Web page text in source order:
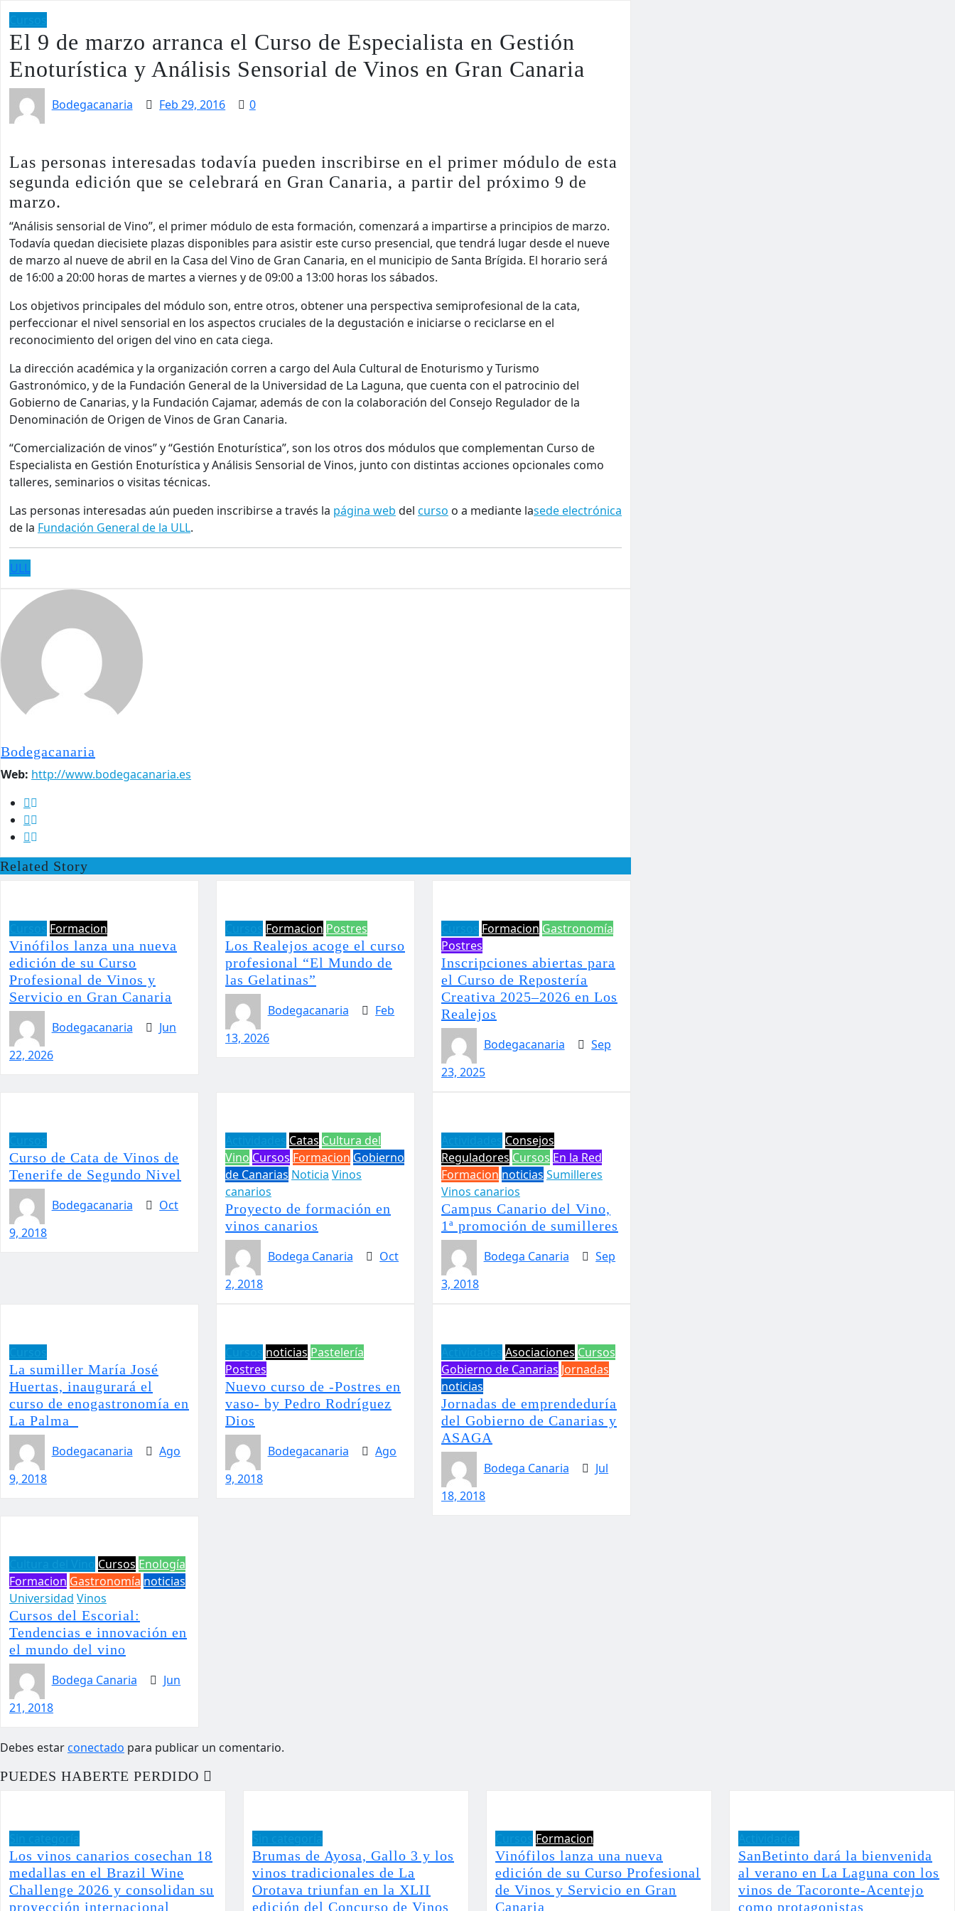
El 9 de marzo arranca el Curso de Especialista en Gestión
Enoturística y Análisis Sensorial de Vinos en Gran Canaria
Bodegacanaria Feb 29, 2016 0
Las personas interesadas todavía pueden inscribirse en el primer módulo de esta
segunda edición que se celebrará en Gran Canaria, a partir del próximo 9 de
marzo.
“Análisis sensorial de Vino”, el primer módulo de esta formación, comenzará a impartirse a principios de marzo.
Todavía quedan diecisiete plazas disponibles para asistir este curso presencial, que tendrá lugar desde el nueve
de marzo al nueve de abril en la Casa del Vino de Gran Canaria, en el municipio de Santa Brígida. El horario será
de 16:00 a 20:00 horas de martes a viernes y de 09:00 a 13:00 horas los sábados.
Los objetivos principales del módulo son, entre otros, obtener una perspectiva semiprofesional de la cata,
perfeccionar el nivel sensorial en los aspectos cruciales de la degustación e iniciarse o reciclarse en el
reconocimiento del origen del vino en cata ciega.
La dirección académica y la organización corren a cargo del Aula Cultural de Enoturismo y Turismo
Gastronómico, y de la Fundación General de la Universidad de La Laguna, que cuenta con el patrocinio del
Gobierno de Canarias, y la Fundación Cajamar, además de con la colaboración del Consejo Regulador de la
Denominación de Origen de Vinos de Gran Canaria.
“Comercialización de vinos” y “Gestión Enoturística”, son los otros dos módulos que complementan Curso de
Especialista en Gestión Enoturística y Análisis Sensorial de Vinos, junto con distintas acciones opcionales como
talleres, seminarios o visitas técnicas.
Las personas interesadas aún pueden inscribirse a través la página web del curso o a mediante lasede electrónica
de la Fundación General de la ULL.
ULL
Bodegacanaria
Web: http://www.bodegacanaria.es
Related Story
Formacion
Vinófilos lanza una nueva
edición de su Curso
Profesional de Vinos y
Servicio en Gran Canaria
Bodegacanaria
Jun
22, 2026
Formacion Postres
Los Realejos acoge el curso
profesional “El Mundo de
las Gelatinas”
Bodegacanaria
Feb
13, 2026
Formacion Gastronomía
Postres
Inscripciones abiertas para
el Curso de Repostería
Creativa 2025–2026 en Los
Realejos
Bodegacanaria
Sep
23, 2025
Curso de Cata de Vinos de
Tenerife de Segundo Nivel
Bodegacanaria
Oct
9, 2018
Catas Cultura del
Vino Cursos Formacion Gobierno
de Canarias Noticia Vinos
canarios
Proyecto de formación en
vinos canarios
Bodega Canaria
Oct
2, 2018
Consejos
Reguladores Cursos En la Red
Formacion noticias Sumilleres
Vinos canarios
Campus Canario del Vino,
1ª promoción de sumilleres
Bodega Canaria
Sep
3, 2018
La sumiller María José
Huertas, inaugurará el
curso de enogastronomía en
La Palma
Bodegacanaria
Ago
9, 2018
noticias Pastelería
Postres
Nuevo curso de -Postres en
vaso- by Pedro Rodríguez
Dios
Bodegacanaria
Ago
9, 2018
Asociaciones Cursos
Gobierno de Canarias Jornadas
noticias
Jornadas de emprendeduría
del Gobierno de Canarias y
ASAGA
Bodega Canaria
Jul
18, 2018
Cursos Enología
Formacion Gastronomía noticias
Universidad Vinos
Cursos del Escorial:
Tendencias e innovación en
el mundo del vino
Bodega Canaria
Jun
21, 2018
Debes estarconectado para publicar un comentario.
PUEDES HABERTE PERDIDO
Los vinos canarios cosechan 18
medallas en el Brazil Wine
Challenge 2026 y consolidan su
proyección internacional
Brumas de Ayosa, Gallo 3 y los
vinos tradicionales de La
Orotava triunfan en la XLII
edición del Concurso de Vinos
Formacion
Vinófilos lanza una nueva
edición de su Curso Profesional
de Vinos y Servicio en Gran
Canaria
SanBetinto dará la bienvenida
al verano en La Laguna con los
vinos de Tacoronte-Acentejo
como protagonistas